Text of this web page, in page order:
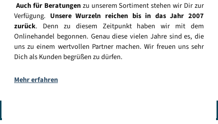
Auch für Beratungenzu unserem Sortiment stehen wir Dir zur
Verfügung. Unsere Wurzeln reichen bis in das Jahr 2007
zurück. Denn zu diesem Zeitpunkt haben wir mit dem
Onlinehandel begonnen. Genau diese vielen Jahre sind es, die
uns zu einem wertvollen Partner machen. Wir freuen uns sehr
Dich als Kunden begrüßen zu dürfen.
Mehr erfahren